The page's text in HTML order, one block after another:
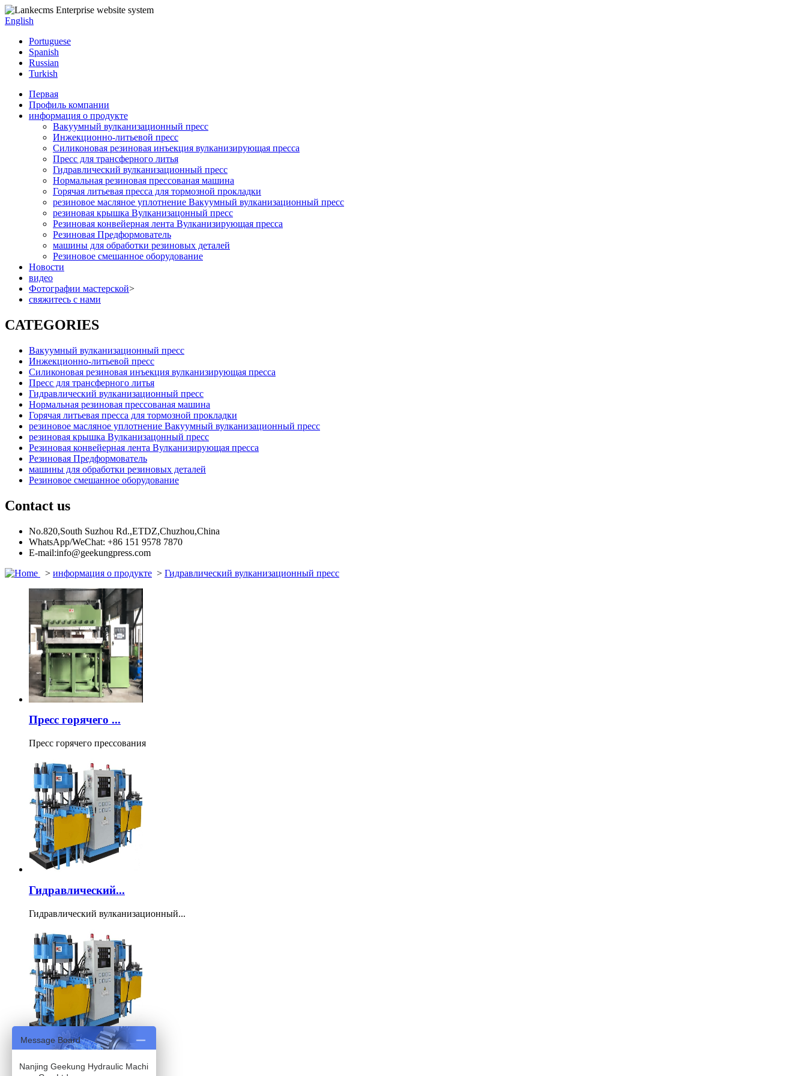
English
Portuguese
Spanish
Russian
Turkish
Первая
Профиль компании
информация о продукте
Вакуумный вулканизационный пресс
Инжекционно-литьевой пресс
Силиконовая резиновая инъекция вулканизирующая пресса
Пресс для трансферного литья
Гидравлический вулканизационный пресс
Нормальная резиновая прессованая машина
Горячая литьевая пресса для тормозной прокладки
резиновое масляное уплотнение Вакуумный вулканизационный пресс
резиновая крышка Вулканизацонный пресс
Резиновая конвейерная лента Вулканизирующая пресса
Резиновая Предформователь
машины для обработки резиновых деталей
Резиновое смешанное оборудование
Новости
видео
Фотографии мастерской>
свяжитесь с нами
CATEGORIES
Вакуумный вулканизационный пресс
Инжекционно-литьевой пресс
Силиконовая резиновая инъекция вулканизирующая пресса
Пресс для трансферного литья
Гидравлический вулканизационный пресс
Нормальная резиновая прессованая машина
Горячая литьевая пресса для тормозной прокладки
резиновое масляное уплотнение Вакуумный вулканизационный пресс
резиновая крышка Вулканизацонный пресс
Резиновая конвейерная лента Вулканизирующая пресса
Резиновая Предформователь
машины для обработки резиновых деталей
Резиновое смешанное оборудование
Contact us
No.820,South Suzhou Rd.,ETDZ,Chuzhou,China
WhatsApp/WeChat: +86 151 9578 7870
E-mail:info@geekungpress.com
> информация о продукте > Гидравлический вулканизационный пресс
Пресс горячего ...
Пресс горячего прессования
Гидравлический...
Гидравлический вулканизационный...
Вулканизационн...
Message Board
Nanjing Geekung Hydraulic Machi